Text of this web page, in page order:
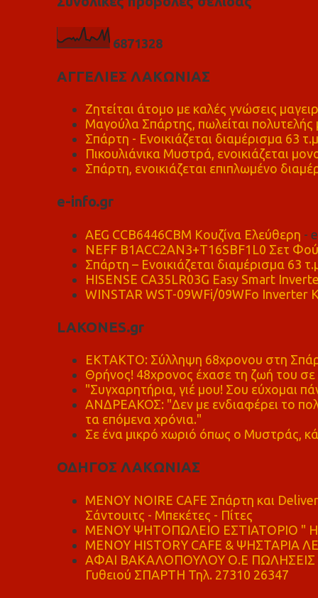
6871328
ΑΓΓΕΛΙΕΣ ΛΑΚΩΝΙΑΣ
Ζητείται άτομο με καλές γνώσεις
Μαγούλα Σπάρτης, πωλείται πολυτελής
Σπάρτη - Ενοικιάζεται διαμέρισμα 63 τ.μ
Πικουλιάνικα Μυστρά, ενοικιάζεται
Σπάρτη, ενοικιάζεται επιπλωμένο
e-info.gr
AEG CCB6446CBM Κουζίνα Ελεύθερη -
NEFF B1ACC2AN3+T16SBF1L0 Σετ
Σπάρτη – Ενοικιάζεται διαμέρισμα 63
HISENSE CA35LR03G Easy Smart
WINSTAR WST-09WFi/09WFo Inverter
LAKONES.gr
ΕΚΤΑΚΤΟ: Σύλληψη 68χρονου στη
Θρήνος! 48χρονος έχασε τη ζωή του
"Συγχαρητήρια, γιέ μου! Σου εύχομαι
ΑΝΔΡΕΑΚΟΣ: "Δεν με ενδιαφέρει το
τα επόμενα χρόνια."
Σε ένα μικρό χωριό όπως ο Μυστράς,
ΟΔΗΓΟΣ ΛΑΚΩΝΙΑΣ
MENOY NOIRE CAFE Σπάρτη και
Σάντουιτς - Μπεκέτες - Πίτες
ΜΕΝΟΥ ΨΗΤΟΠΩΛΕΙΟ ΕΣΤΙΑΤΟΡΙΟ "
ΜΕΝΟΥ HISTORY CAFE & ΨΗΣΤΑΡΙΑ
ΑΦΑΙ ΒΑΚΑΛΟΠΟΥΛΟΥ Ο.Ε ΠΩΛΗΣΕΙΣ
Γυθειού ΣΠΑΡΤΗ Τηλ. 27310 26347